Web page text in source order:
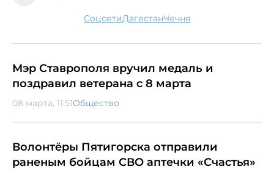
соцсети Дагестан Чечня
Мэр Ставрополя вручил медаль и
поздравил ветерана с 8 марта
08 марта, 11:51Общество
Волонтёры Пятигорска отправили
раненым бойцам СВО аптечки «Счастья»